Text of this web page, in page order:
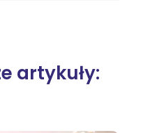
artykuły: